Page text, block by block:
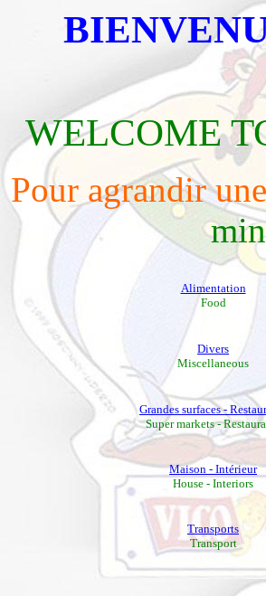
WELCOME
Pour agrandir
Alimentation
Food
Divers
Miscellaneous
Grandes surfaces -
Super markets -
Maison - Intérieur
House - Interiors
Transports
Transport